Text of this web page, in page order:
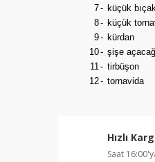
7- küçük
8- küçük
9- kürdan
10- şişe
11- tirbüşon
12- tornavida
Hızlı
Saat